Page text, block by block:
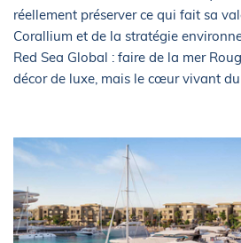
réellement préserver ce qui fait sa
Corallium et de la stratégie
Red Sea Global : faire de la mer
décor de luxe, mais le cœur vivant